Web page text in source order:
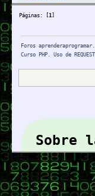
Avanzado
Páginas: [ 1
Foros
Curso PHP. Uso de
Sobre